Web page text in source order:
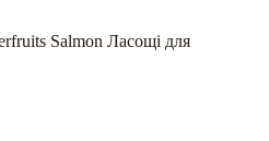
Salmon Ласощі для